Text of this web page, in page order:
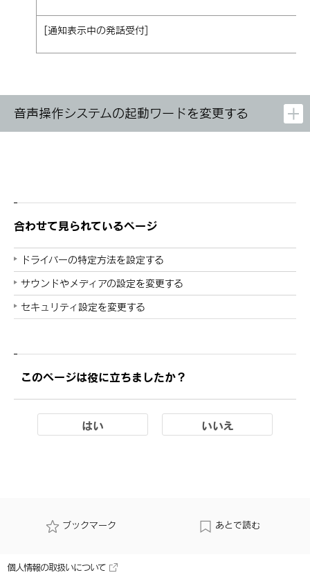
[‍通知表示中の発話受付‍]
音声操作システムの起動ワードを変更する
合わせて見られているページ
ドライバーの特定方法を設定する
サウンドやメディアの設定を変更する
セキュリティ設定を変更する
このページは役に立ちましたか？
はい いいえ
ブックマーク あとで読む
個人情報の取扱いについて